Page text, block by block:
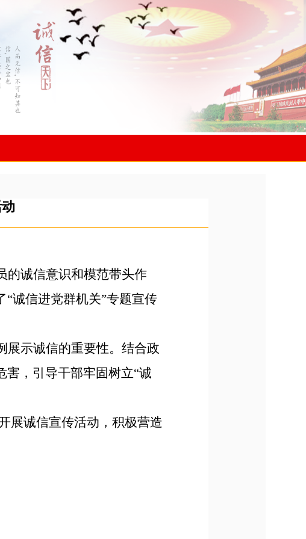
的诚信意识和模范带头作
“诚信进党群机关”专题宣传
展示诚信的重要性。结合政
害，引导干部牢固树立“诚
展诚信宣传活动，积极营造